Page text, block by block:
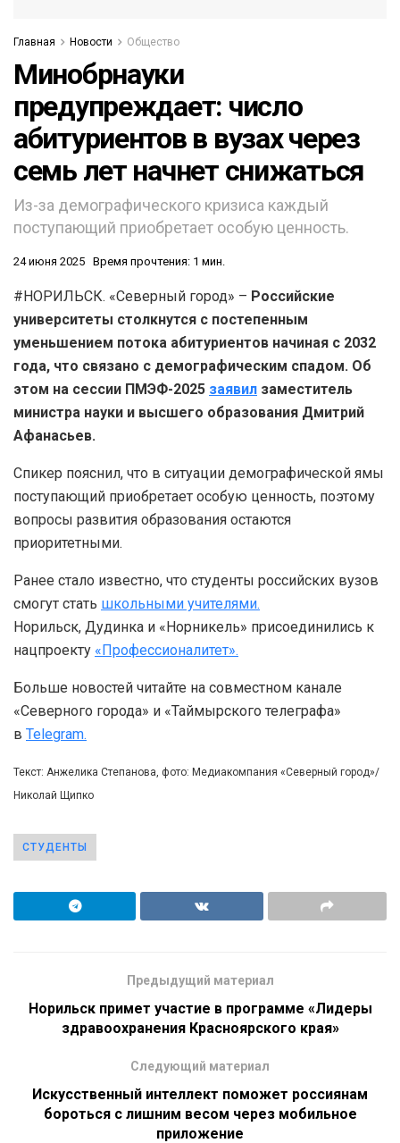
Главная Новости Общество
Минобрнауки
предупреждает: число
абитуриентов в вузах через
семь лет начнет снижаться
Из-за демографического кризиса каждый
поступающий приобретает особую ценность.
24 июня 2025 Время прочтения: 1 мин.
#НОРИЛЬСК. «Северный город» – Российские
университеты столкнутся с постепенным
уменьшением потока абитуриентов начиная с 2032
года, что связано с демографическим спадом. Об
этом на сессии ПМЭФ-2025 заявил заместитель
министра науки и высшего образования Дмитрий
Афанасьев.
Спикер пояснил, что в ситуации демографической ямы
поступающий приобретает особую ценность, поэтому
вопросы развития образования остаются
приоритетными.
Ранее стало известно, что студенты российских вузов
смогут стать школьными учителями.
Норильск, Дудинка и «Норникель» присоединились к
нацпроекту «Профессионалитет».
Больше новостей читайте на совместном канале
«Северного города» и «Таймырского телеграфа»
в Telegram.
Текст: Анжелика Степанова, фото: Медиакомпания «Северный город»/
Николай Щипко
СТУДЕНТЫ
Предыдущий материал
Норильск примет участие в программе «Лидеры
здравоохранения Красноярского края»
Следующий материал
Искусственный интеллект поможет россиянам
бороться с лишним весом через мобильное
приложение